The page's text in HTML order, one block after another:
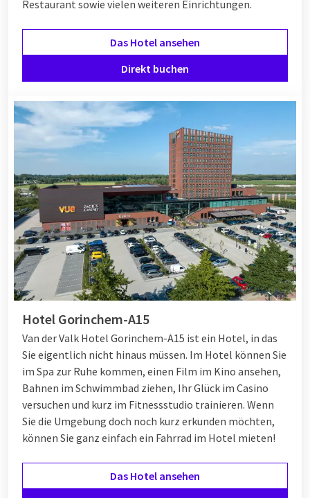
Restaurant sowie vielen weiteren Einrichtungen.
Das Hotel ansehen
Direkt buchen
Hotel Gorinchem-A15
Van der Valk Hotel Gorinchem-A15 ist ein Hotel, in das
Sie eigentlich nicht hinaus müssen. Im Hotel können Sie
im Spa zur Ruhe kommen, einen Film im Kino ansehen,
Bahnen im Schwimmbad ziehen, Ihr Glück im Casino
versuchen und kurz im Fitnessstudio trainieren. Wenn
Sie die Umgebung doch noch kurz erkunden möchten,
können Sie ganz einfach ein Fahrrad im Hotel mieten!
Das Hotel ansehen